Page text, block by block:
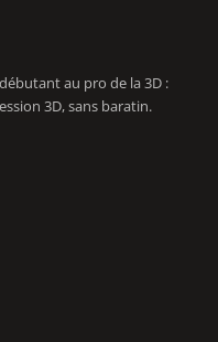
au pro de la 3D :
3D, sans baratin.